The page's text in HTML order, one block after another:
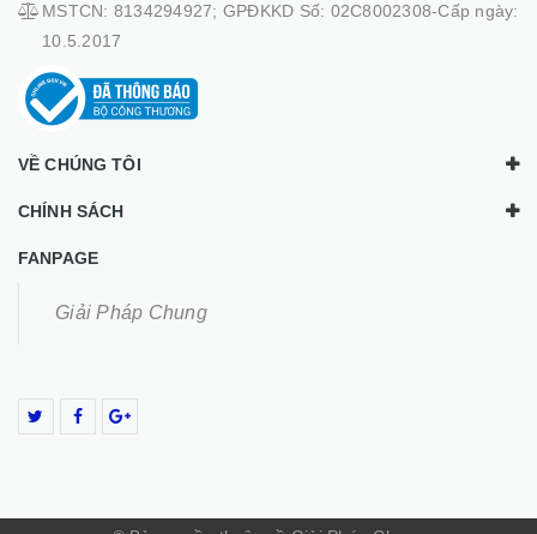
MSTCN: 8134294927; GPĐKKD Số: 02C8002308-Cấp ngày:
10.5.2017
VỀ CHÚNG TÔI
CHÍNH SÁCH
FANPAGE
Giải Pháp Chung